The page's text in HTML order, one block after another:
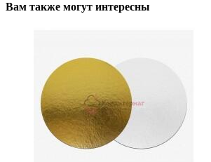
Вам также могут интересны